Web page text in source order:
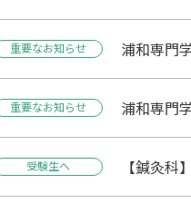
重要なお知らせ 浦和専門
重要なお知らせ 浦和専門
受験生へ 【鍼灸科